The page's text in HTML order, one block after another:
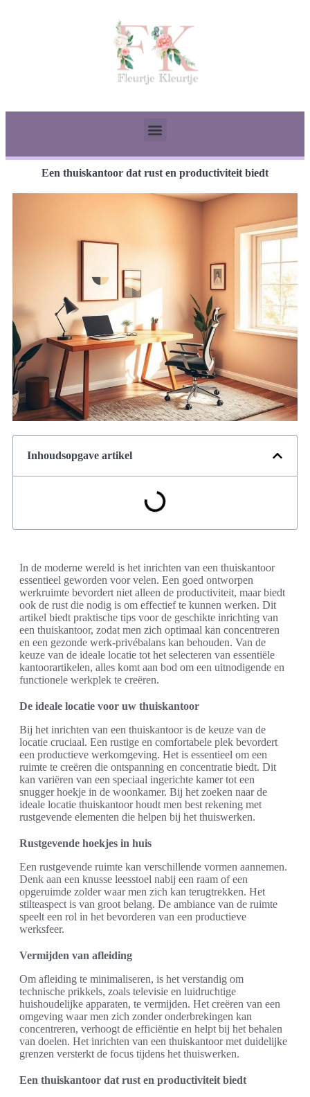
Een thuiskantoor dat rust en productiviteit biedt
Inhoudsopgave artikel
In de moderne wereld is het inrichten van een thuiskantoor
essentieel geworden voor velen. Een goed ontworpen
werkruimte bevordert niet alleen de productiviteit, maar biedt
ook de rust die nodig is om effectief te kunnen werken. Dit
artikel biedt praktische tips voor de geschikte inrichting van
een thuiskantoor, zodat men zich optimaal kan concentreren
en een gezonde werk-privébalans kan behouden. Van de
keuze van de ideale locatie tot het selecteren van essentiële
kantoorartikelen, alles komt aan bod om een uitnodigende en
functionele werkplek te creëren.
De ideale locatie voor uw thuiskantoor
Bij het inrichten van een thuiskantoor is de keuze van de
locatie cruciaal. Een rustige en comfortabele plek bevordert
een productieve werkomgeving. Het is essentieel om een
ruimte te creëren die ontspanning en concentratie biedt. Dit
kan variëren van een speciaal ingerichte kamer tot een
snugger hoekje in de woonkamer. Bij het zoeken naar de
ideale locatie thuiskantoor houdt men best rekening met
rustgevende elementen die helpen bij het thuiswerken.
Rustgevende hoekjes in huis
Een rustgevende ruimte kan verschillende vormen aannemen.
Denk aan een knusse leesstoel nabij een raam of een
opgeruimde zolder waar men zich kan terugtrekken. Het
stilteaspect is van groot belang. De ambiance van de ruimte
speelt een rol in het bevorderen van een productieve
werksfeer.
Vermijden van afleiding
Om afleiding te minimaliseren, is het verstandig om
technische prikkels, zoals televisie en luidruchtige
huishoudelijke apparaten, te vermijden. Het creëren van een
omgeving waar men zich zonder onderbrekingen kan
concentreren, verhoogt de efficiëntie en helpt bij het behalen
van doelen. Het inrichten van een thuiskantoor met duidelijke
grenzen versterkt de focus tijdens het thuiswerken.
Een thuiskantoor dat rust en productiviteit biedt